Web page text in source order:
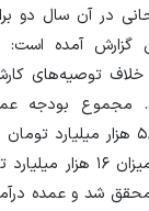
در آن سال دو
توصیه‌های
عملکردی قریب به ۵۶۳ هزار
شد و عمده درآمد